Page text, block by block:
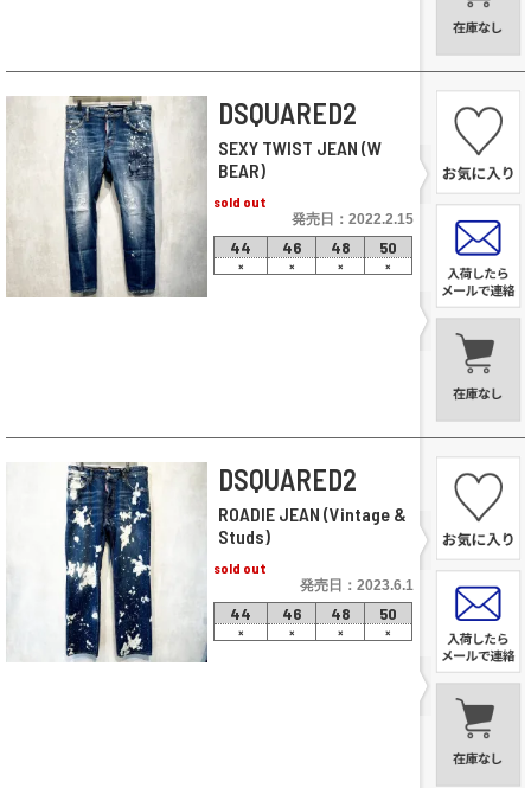
DSQUARED2
SEXY TWIST JEAN (W
BEAR)
sold out
発売日：2022.2.15
44 46 48 50
× × × ×
DSQUARED2
ROADIE JEAN (Vintage &
Studs)
sold out
発売日：2023.6.1
44 46 48 50
× × × ×